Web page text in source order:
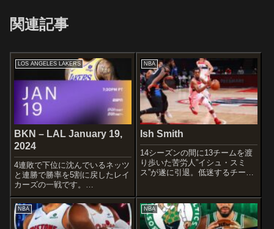
関連記事
LOS ANGELES LAKERS
BKN – LAL January 19,
2024
4連敗で下位に沈んでいるネッツ
と連勝で勝率を5割に戻したレイ
カーズの一戦です。
STARTERSBROOKLYN
NETSSpencer DinwiddieMikal
BridgesDorian Finney-SmithNic
Claxton...
NBA
Ish Smith
14シーズンの間に13チームを渡
り歩いた苦労人”イシュ・スミ
ス”が遂に引退。低迷するチーム
塁とウィザーズ時代に共闘する
などNBAファンには印象深い選
手ですよね〜DETAILWikipe...
NBA NBA